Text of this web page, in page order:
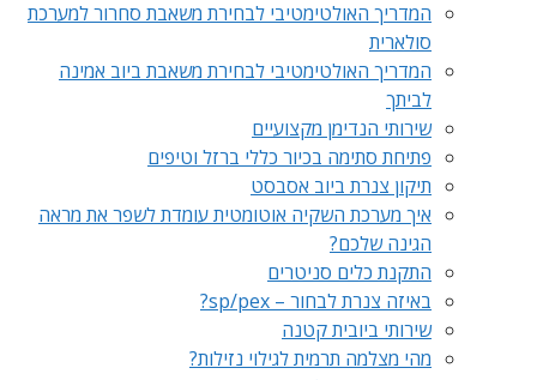
המדריך האולטימטיבי לבחירת משאבת סחרור למערכת
סולארית
המדריך האולטימטיבי לבחירת משאבת ביוב אמינה
לביתך
שירותי הנדימן מקצועיים
פתיחת סתימה בכיור כללי ברזל וטיפים
תיקון צנרת ביוב אסבסט
איך מערכת השקיה אוטומטית עומדת לשפר את מראה
הגינה שלכם?
התקנת כלים סניטרים
באיזה צנרת לבחור – sp/pex?
שירותי ביובית קטנה
מהי מצלמה תרמית לגילוי נזילות?